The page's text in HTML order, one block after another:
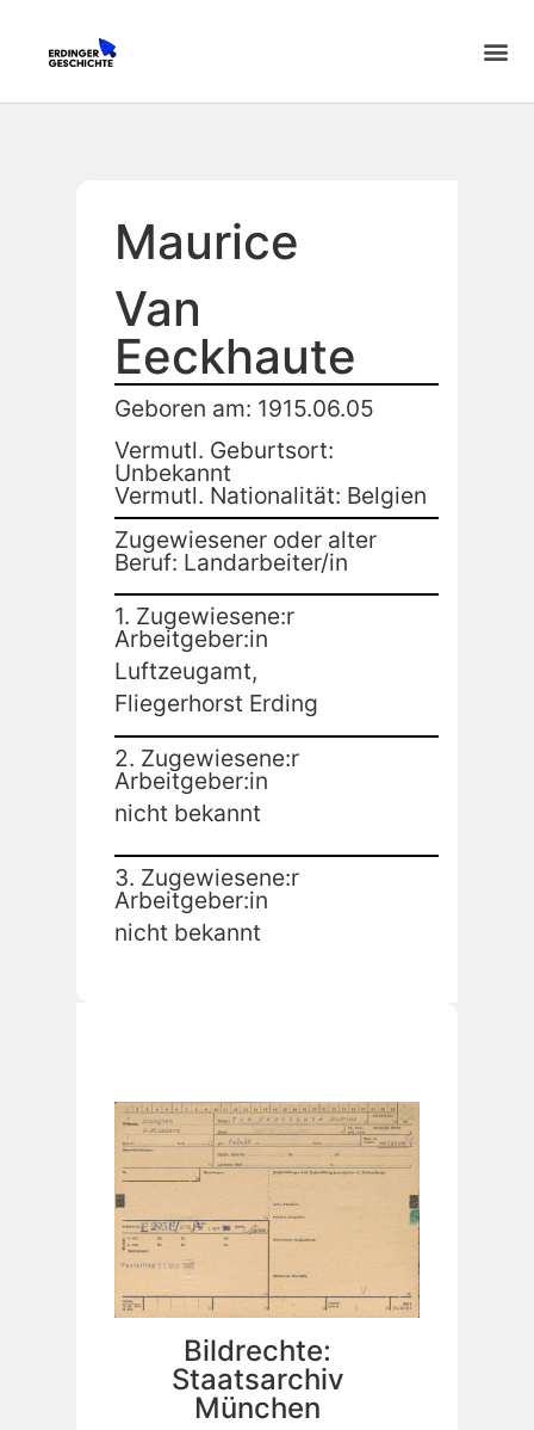
Maurice
Van
Eeckhaute
Geboren am: 1915.06.05
Vermutl. Geburtsort:
Unbekannt
Vermutl. Nationalität: Belgien
Zugewiesener oder alter
Beruf: Landarbeiter/in
1. Zugewiesene:r
Arbeitgeber:in
Luftzeugamt,
Fliegerhorst Erding
2. Zugewiesene:r
Arbeitgeber:in
nicht bekannt
3. Zugewiesene:r
Arbeitgeber:in
nicht bekannt
Bildrechte:
Staatsarchiv
München